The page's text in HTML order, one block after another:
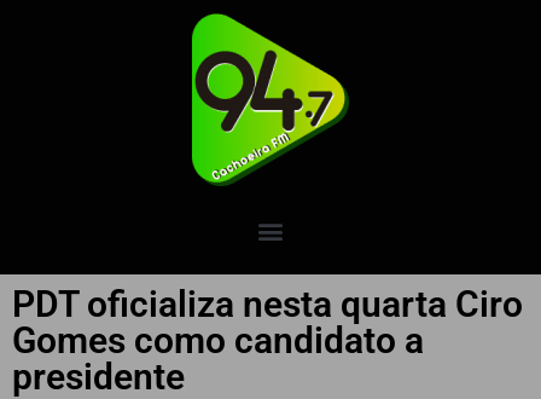
PDT oficializa nesta quarta Ciro
Gomes como candidato a
presidente